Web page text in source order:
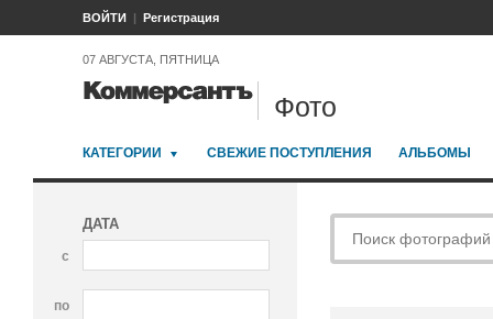
ВОЙТИ Регистрация
07 АВГУСТА, ПЯТНИЦА
Фото
КАТЕГОРИИ СВЕЖИЕ ПОСТУПЛЕНИЯ АЛЬБОМЫ
ДАТА
с
по